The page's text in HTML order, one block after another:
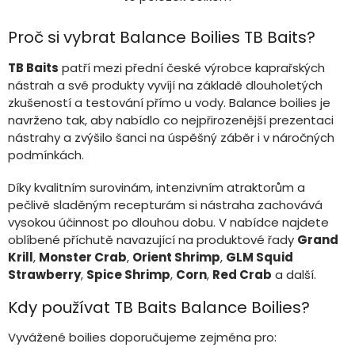
l
á
d
a
c
í
p
r
y
v
ý
p
i
s
u
Proč si vybrat Balance Boilies TB Baits?
TB Baits patří mezi přední české výrobce kaprařských
nástrah a své produkty vyvíjí na základě dlouholetých
zkušeností a testování přímo u vody. Balance boilies je
navrženo tak, aby nabídlo co nejpřirozenější prezentaci
nástrahy a zvýšilo šanci na úspěšný záběr i v náročných
podmínkách.
Díky kvalitním surovinám, intenzivním atraktorům a
pečlivě sladěným recepturám si nástraha zachovává
vysokou účinnost po dlouhou dobu. V nabídce najdete
oblíbené příchutě navazující na produktové řady Grand
Krill, Monster Crab, Orient Shrimp, GLM Squid
Strawberry, Spice Shrimp, Corn, Red Crab a další.
Kdy používat TB Baits Balance Boilies?
Vyvážené boilies doporučujeme zejména pro: